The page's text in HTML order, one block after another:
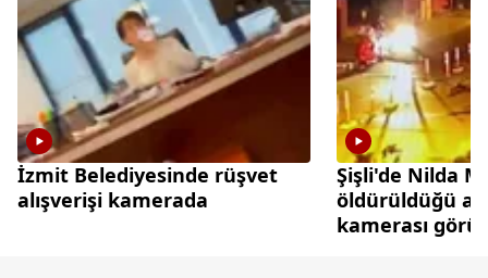
İzmit Belediyesinde rüşvet
alışverişi kamerada
Şişli'de Nilda
öldürüldüğü
kamerası